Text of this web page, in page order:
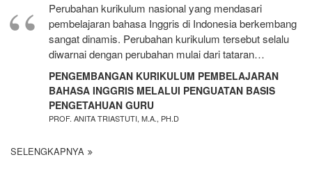
Perubahan kurikulum nasional yang mendasari
pembelajaran bahasa Inggris di Indonesia berkembang
sangat dinamis. Perubahan kurikulum tersebut selalu
diwarnai dengan perubahan mulai dari tataran…
PENGEMBANGAN KURIKULUM PEMBELAJARAN
BAHASA INGGRIS MELALUI PENGUATAN BASIS
PENGETAHUAN GURU
PROF. ANITA TRIASTUTI, M.A., PH.D
SELENGKAPNYA